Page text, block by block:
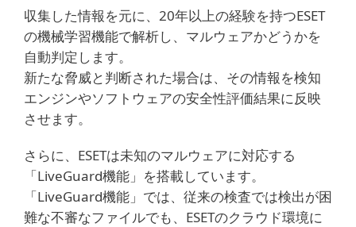
収集した情報を元に、20年以上の経験を持つESET
の機械学習機能で解析し、マルウェアかどうかを
自動判定します。
新たな脅威と判断された場合は、その情報を検知
エンジンやソフトウェアの安全性評価結果に反映
させます。
さらに、ESETは未知のマルウェアに対応する
「LiveGuard機能」を搭載しています。
「LiveGuard機能」では、従来の検査では検出が困
難な不審なファイルでも、ESETのクラウド環境に